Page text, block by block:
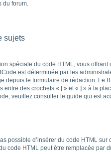
du forum.
sujets
spéciale du code HTML, vous
est déterminée par les
depuis le formulaire de rédaction. Le
entre des crochets « [ » et « ] » à la
veuillez consulter le guide qui est
possible d’insérer du code HTML
code HTML peut être remplacée par